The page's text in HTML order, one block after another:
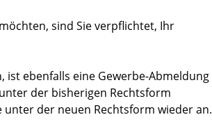
sind Sie verpflichtet, Ihr
ist ebenfalls eine Gewerbe-Abmeldung
der bisherigen Rechtsform
der neuen Rechtsform wieder an.